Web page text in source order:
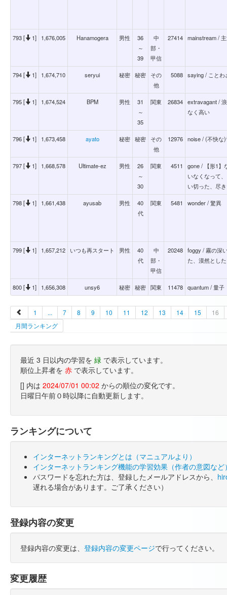
793 [ 1] 1,676,005 Hanamogera 男性
36
～
39
中
部・
甲信
27414 mainstream /
794 [ 1] 1,674,710 seryui 秘密 秘密
その
他
5088 saying / こと
795 [ 1] 1,674,524 BPM 男性
31
～
35
関東 26834 extravagant /
なく高い
796 [ 1] 1,673,458 ayato 秘密 秘密
その
他
12976 noise / (不快な
797 [ 1] 1,668,578 Ultimate-ez 男性
26
～
30
関東 4511
gone / 【形1】
いなくなって
い切った、尽
798 [ 1] 1,661,438 ayusab 男性
40
代
関東 5481 wonder / 驚異
799 [ 1] 1,657,212 いつも再スタート 男性
40
代
中
部・
甲信
20248 foggy / 霧の深
た、漠然とした
800 [ 1] 1,656,308 unsy6 秘密 秘密 関東 11478 quantum / 量子
1 ... 7 8 9 10 11 12 13 14 15
16
月間ランキング
最近 3 日以内の学習を 緑 で表示しています。
順位上昇者を 赤 で表示しています。
[] 内は 2024/07/01 00:02 からの順位の変化です。
日曜日午前０時以降に自動更新します。
ランキングについて
インターネットランキングとは（マニュアルより）
インターネットランキング機能の学習効果（作者の意図など
パスワードを忘れた方は、登録したメールアドレスから、
遅れる場合があります。ご了承ください）
登録内容の変更
登録内容の変更は、 登録内容の変更ページで行ってください。
変更履歴